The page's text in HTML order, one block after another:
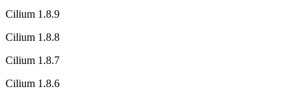
Cilium 1.8.9
Cilium 1.8.8
Cilium 1.8.7
Cilium 1.8.6